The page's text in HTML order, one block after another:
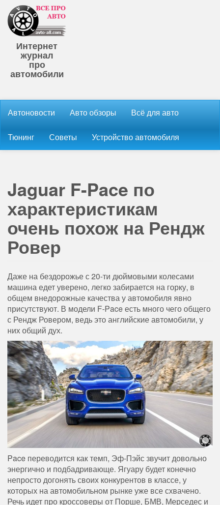
Интернет
журнал
про
автомобили
Автоновости Авто обзоры Всё для авто
Тюнинг Советы Устройство автомобиля
Jaguar F-Pace по
характеристикам
очень похож на Рендж
Ровер
Даже на бездорожье с 20-ти дюймовыми колесами
машина едет уверено, легко забирается на горку, в
общем внедорожные качества у автомобиля явно
присутствуют. В модели F-Pace есть много чего общего
с Рендж Ровером, ведь это английские автомобили, у
них общий дух.
Pace переводится как темп, Эф-Пэйс звучит довольно
энергично и подбадривающе. Ягуару будет конечно
непросто догонять своих конкурентов в классе, у
которых на автомобильном рынке уже все схвачено.
Речь идет про кроссоверы от Порше, БМВ, Мерседес и